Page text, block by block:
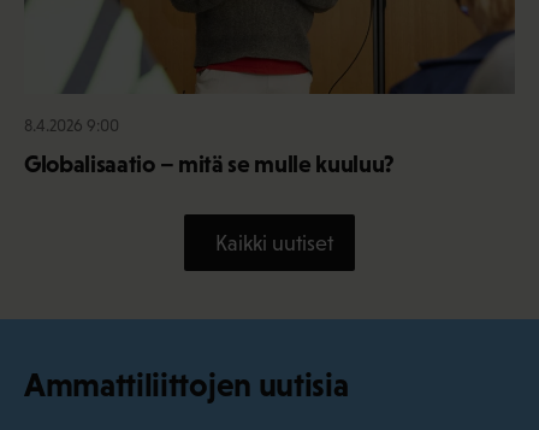
8.4.2026 9:00
Globalisaatio – mitä se mulle kuuluu?
Kaikki uutiset
Ammattiliittojen uutisia